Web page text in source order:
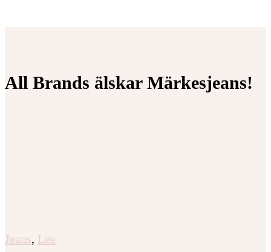
All Brands älskar Märkesjeans!
Jeans, Lee